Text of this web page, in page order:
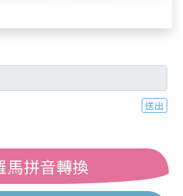
送出
馬拼音轉換